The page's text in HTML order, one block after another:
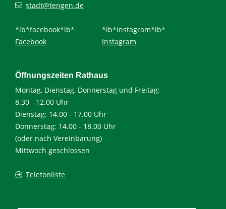
stadt@tengen.de
*ib*facebook*ib*
Facebook
*ib*instagram*ib*
Instagram
Öffnungszeiten Rathaus
Montag, Dienstag, Donnerstag und Freitag:
8.30 - 12.00 Uhr
Dienstag: 14.00 - 17.00 Uhr
Donnerstag: 14.00 - 18.00 Uhr
(oder nach Vereinbarung)
Mittwoch geschlossen
Telefonliste